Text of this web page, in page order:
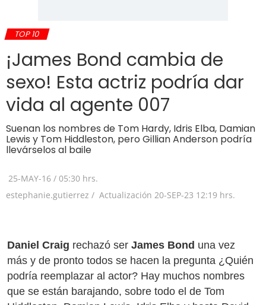
TOP 10
¡James Bond cambia de
sexo! Esta actriz podría dar
vida al agente 007
Suenan los nombres de Tom Hardy, Idris Elba, Damian
Lewis y Tom Hiddleston, pero Gillian Anderson podría
llevárselos al baile
25-MAY-16 / 05:30 hrs.
estephanie.gutierrez / Actualización 20-SEP-23 12:19 hrs.
Daniel Craig rechazó ser James Bond una vez
más y de pronto todos se hacen la pregunta ¿Quién
podría reemplazar al actor? Hay muchos nombres
que se están barajando, sobre todo el de Tom